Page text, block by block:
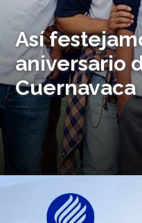
Así
aniversario
Cuernavaca